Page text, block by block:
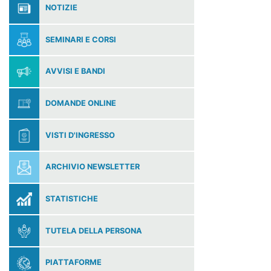
NOTIZIE
SEMINARI E CORSI
AVVISI E BANDI
DOMANDE ONLINE
VISTI D'INGRESSO
ARCHIVIO NEWSLETTER
STATISTICHE
TUTELA DELLA PERSONA
PIATTAFORME